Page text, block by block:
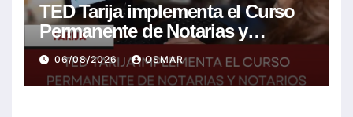
TED Tarija implementa el Curso
Permanente de Notarias y
Notarios Electorales 2026
06/08/2026 OSMAR